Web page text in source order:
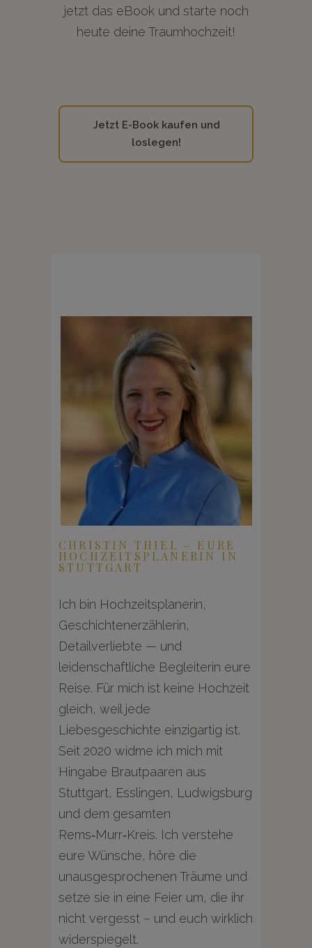
jetzt das eBook und starte noch
heute deine Traumhochzeit!
Jetzt E-Book kaufen und
loslegen!
CHRISTIN THIEL – EURE
HOCHZEITSPLANERIN IN
STUTTGART
Ich bin Hochzeitsplanerin,
Geschichtenerzählerin,
Detailverliebte — und
leidenschaftliche Begleiterin eure
Reise. Für mich ist keine Hochzeit
gleich, weil jede
Liebesgeschichte einzigartig ist.
Seit 2020 widme ich mich mit
Hingabe Brautpaaren aus
Stuttgart, Esslingen, Ludwigsburg
und dem gesamten
Rems‑Murr‑Kreis. Ich verstehe
eure Wünsche, höre die
unausgesprochenen Träume und
setze sie in eine Feier um, die ihr
nicht vergesst – und euch wirklich
widerspiegelt.